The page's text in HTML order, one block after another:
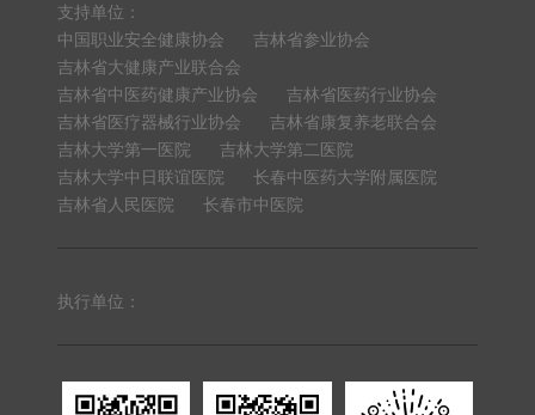
支持单位：
中国职业安全健康协会
吉林省参业协会
吉林省大健康产业联合会
吉林省中医药健康产业协会
吉林省医药行业协会
吉林省医疗器械行业协会
吉林省康复养老联合会
吉林大学第一医院
吉林大学第二医院
吉林大学中日联谊医院
长春中医药大学附属医院
吉林省人民医院
长春市中医院
执行单位：